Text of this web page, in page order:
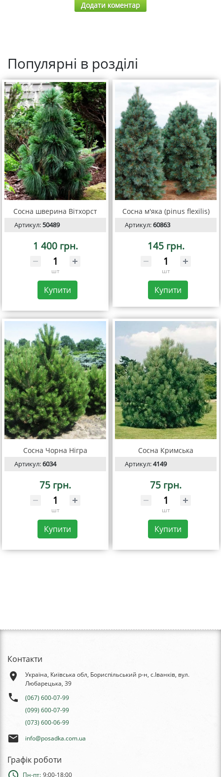
Додати коментар
Популярні в розділі
Сосна шверина Вітхорст
Артикул:50489
1 400 грн.
шт
Купити
Сосна м'яка (pinus flexilis)
Артикул:60863
145 грн.
шт
Купити
Сосна Чорна Нігра
Артикул:6034
75 грн.
шт
Купити
Сосна Кримська
Артикул:4149
75 грн.
шт
Купити
Контакти
place
Україна, Київська обл, Бориспільський р-н, с.Іванків, вул.
Любарецька, 39
phone
(067) 600-07-99
(099) 600-07-99
(073) 600-06-99
email info@posadka.com.ua
Графік роботи
Пн-пт: 9:00-18:00